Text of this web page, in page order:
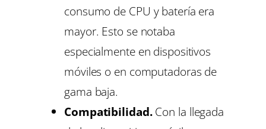
consumo de CPU y batería era
mayor. Esto se notaba
especialmente en dispositivos
móviles o en computadoras de
gama baja.
Compatibilidad.Con la llegada